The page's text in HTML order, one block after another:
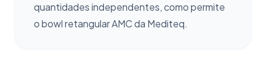
quantidades independentes, como permite
o bowl retangular AMC da Mediteq.